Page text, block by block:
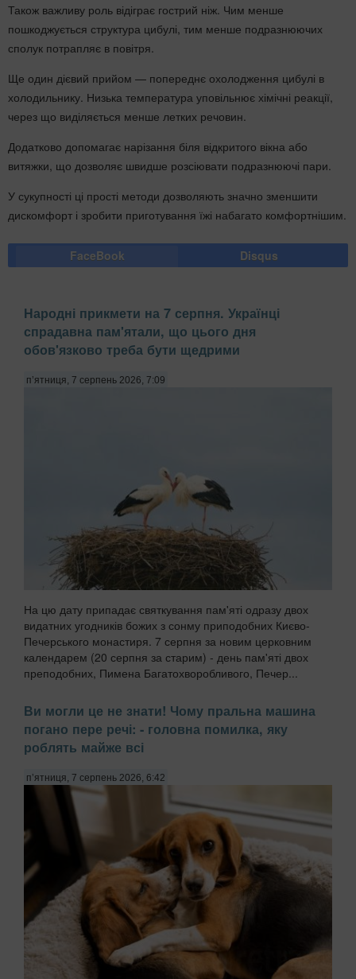
Також важливу роль відіграє гострий ніж. Чим менше
пошкоджується структура цибулі, тим менше подразнюючих
сполук потрапляє в повітря.
Ще один дієвий прийом — попереднє охолодження цибулі в
холодильнику. Низька температура уповільнює хімічні реакції,
через що виділяється менше летких речовин.
Додатково допомагає нарізання біля відкритого вікна або
витяжки, що дозволяє швидше розсіювати подразнюючі пари.
У сукупності ці прості методи дозволяють значно зменшити
дискомфорт і зробити приготування їжі набагато комфортнішим.
FaceBook Disqus
Народні прикмети на 7 серпня. Українці
спрадавна пам'ятали, що цього дня
обов'язково треба бути щедрими
п’ятниця, 7 серпень 2026, 7:09
На цю дату припадає святкування пам'яті одразу двох
видатних угодників божих з сонму приподобних Києво-
Печерського монастиря. 7 серпня за новим церковним
календарем (20 серпня за старим) - день пам'яті двох
преподобних, Пимена Багатохворобливого, Печер...
Ви могли це не знати! Чому пральна машина
погано пере речі: - головна помилка, яку
роблять майже всі
п’ятниця, 7 серпень 2026, 6:42